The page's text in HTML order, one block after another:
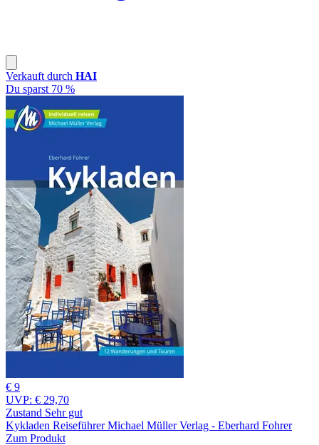
Verkauft durch HAI
Du sparst 70 %
€ 9
UVP: € 29,70
Zustand Sehr gut
Kykladen Reiseführer Michael Müller Verlag - Eberhard Fohrer
Zum Produkt